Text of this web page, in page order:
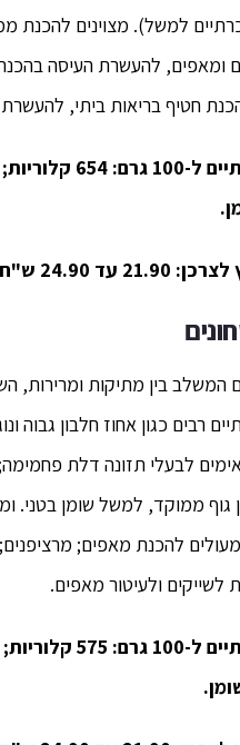
למשל). מצוינים להכנת
ומאפים, להעשרת העיסה
חטיף בריאות ביתי, להעשרת
עד 24.90 ש"ח.
בין מתיקות ומרירות,
רבים כגון אחוז חלבון גבוה
לבעלי תזונה דלת פחמימה;
גוף ממוקד, למשל שומן בטני.
להכנת מאפים;
לשייקים ולעיטור מאפים.